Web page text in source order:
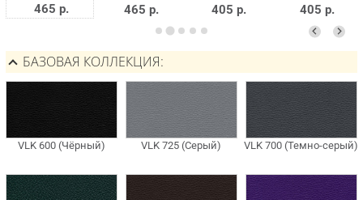
465 р. 465 р. 405 р. 405 р.
БАЗОВАЯ КОЛЛЕКЦИЯ